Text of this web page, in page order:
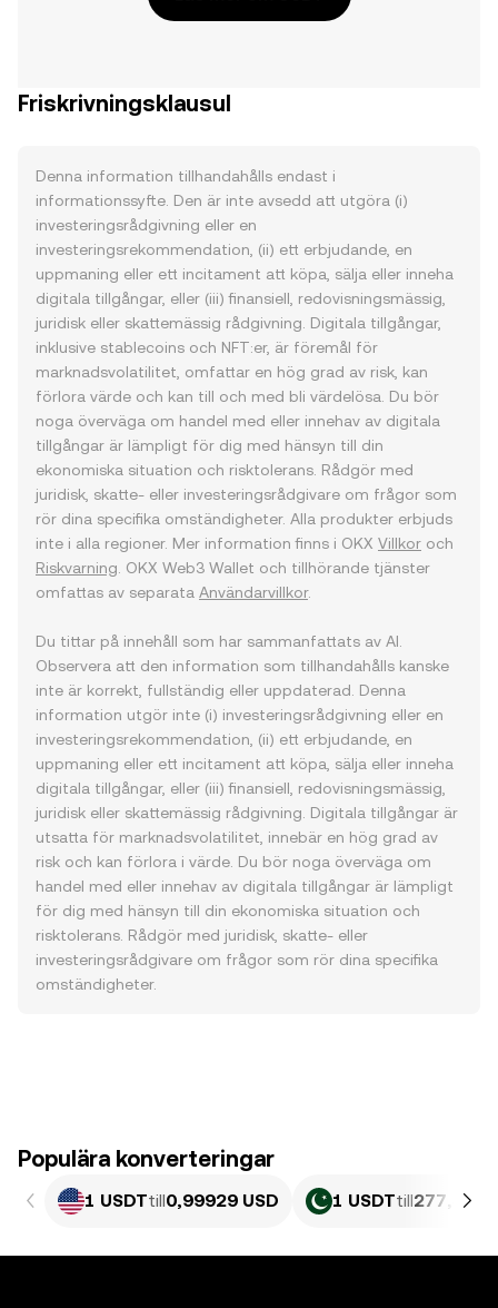
Friskrivningsklausul
Denna information tillhandahålls endast i
informationssyfte. Den är inte avsedd att utgöra (i)
investeringsrådgivning eller en
investeringsrekommendation, (ii) ett erbjudande, en
uppmaning eller ett incitament att köpa, sälja eller inneha
digitala tillgångar, eller (iii) finansiell, redovisningsmässig,
juridisk eller skattemässig rådgivning. Digitala tillgångar,
inklusive stablecoins och NFT:er, är föremål för
marknadsvolatilitet, omfattar en hög grad av risk, kan
förlora värde och kan till och med bli värdelösa. Du bör
noga överväga om handel med eller innehav av digitala
tillgångar är lämpligt för dig med hänsyn till din
ekonomiska situation och risktolerans. Rådgör med
juridisk, skatte- eller investeringsrådgivare om frågor som
rör dina specifika omständigheter. Alla produkter erbjuds
inte i alla regioner. Mer information finns i OKX Villkor och
Riskvarning . OKX Web3 Wallet och tillhörande tjänster
omfattas av separata Användarvillkor.
Du tittar på innehåll som har sammanfattats av AI.
Observera att den information som tillhandahålls kanske
inte är korrekt, fullständig eller uppdaterad. Denna
information utgör inte (i) investeringsrådgivning eller en
investeringsrekommendation, (ii) ett erbjudande, en
uppmaning eller ett incitament att köpa, sälja eller inneha
digitala tillgångar, eller (iii) finansiell, redovisningsmässig,
juridisk eller skattemässig rådgivning. Digitala tillgångar är
utsatta för marknadsvolatilitet, innebär en hög grad av
risk och kan förlora i värde. Du bör noga överväga om
handel med eller innehav av digitala tillgångar är lämpligt
för dig med hänsyn till din ekonomiska situation och
risktolerans. Rådgör med juridisk, skatte- eller
investeringsrådgivare om frågor som rör dina specifika
omständigheter.
Populära konverteringar
1 USDTtill0,99929 USD 1 USDTtill277,55